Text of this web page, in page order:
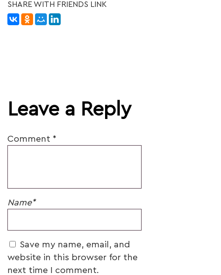
SHARE WITH FRIENDS LINK
Leave a Reply
Comment *
Name*
Save my name, email, and
website in this browser for the
next time I comment.